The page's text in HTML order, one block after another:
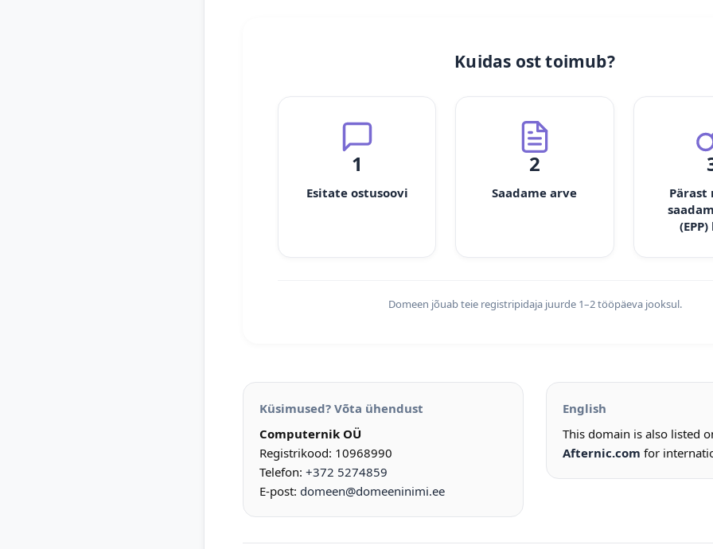
Kuidas ost toimub?
1
Esitate ostusoovi
2
Saadame arve
Pärast
Domeen jõuab teie registripidaja juurde 1–2 tööpäeva jooksul.
Küsimused? Võta ühendust
Computernik OÜ
Registrikood: 10968990
Telefon: +372 5274859
E-post: domeen@domeeninimi.ee
English
This domain is also listed
Afternic.com for